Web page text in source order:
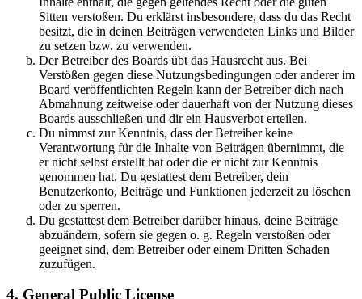
Sitten verstoßen. Du erklärst insbesondere, dass du das Recht
besitzt, die in deinen Beiträgen verwendeten Links und Bilder
zu setzen bzw. zu verwenden.
Der Betreiber des Boards übt das Hausrecht aus. Bei
Verstößen gegen diese Nutzungsbedingungen oder anderer im
Board veröffentlichten Regeln kann der Betreiber dich nach
Abmahnung zeitweise oder dauerhaft von der Nutzung dieses
Boards ausschließen und dir ein Hausverbot erteilen.
Du nimmst zur Kenntnis, dass der Betreiber keine
Verantwortung für die Inhalte von Beiträgen übernimmt, die
er nicht selbst erstellt hat oder die er nicht zur Kenntnis
genommen hat. Du gestattest dem Betreiber, dein
Benutzerkonto, Beiträge und Funktionen jederzeit zu löschen
oder zu sperren.
Du gestattest dem Betreiber darüber hinaus, deine Beiträge
abzuändern, sofern sie gegen o. g. Regeln verstoßen oder
geeignet sind, dem Betreiber oder einem Dritten Schaden
zuzufügen.
4. General Public License